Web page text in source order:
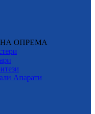
ОПРЕМА
Апарати